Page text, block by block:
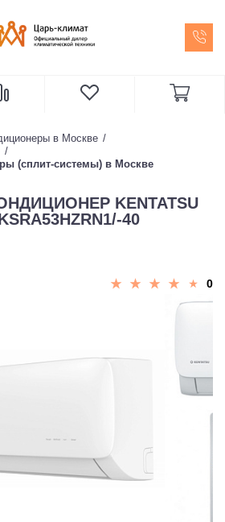
в Москве
(сплит-системы) в Москве
KENTATSU
40
0